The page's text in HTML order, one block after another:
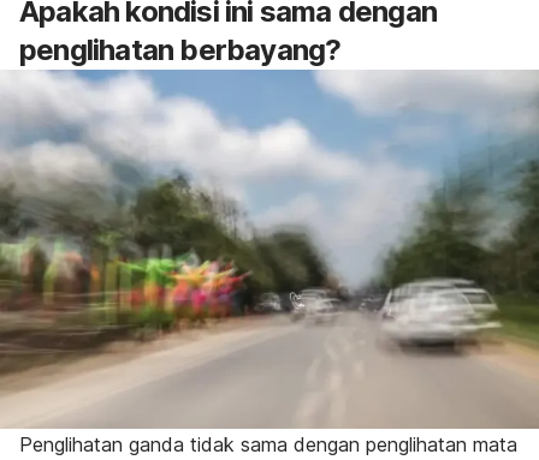
Apakah kondisi ini sama dengan
penglihatan berbayang?
Penglihatan ganda tidak sama dengan penglihatan mata